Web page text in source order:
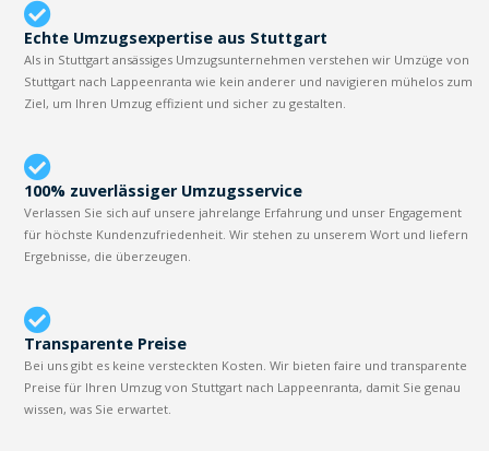
Echte Umzugsexpertise aus Stuttgart
Als in Stuttgart ansässiges Umzugsunternehmen verstehen wir Umzüge von
Stuttgart nach Lappeenranta wie kein anderer und navigieren mühelos zum
Ziel, um Ihren Umzug effizient und sicher zu gestalten.
100% zuverlässiger Umzugsservice
Verlassen Sie sich auf unsere jahrelange Erfahrung und unser Engagement
für höchste Kundenzufriedenheit. Wir stehen zu unserem Wort und liefern
Ergebnisse, die überzeugen.
Transparente Preise
Bei uns gibt es keine versteckten Kosten. Wir bieten faire und transparente
Preise für Ihren Umzug von Stuttgart nach Lappeenranta, damit Sie genau
wissen, was Sie erwartet.